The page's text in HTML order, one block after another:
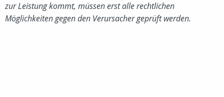
zur Leistung kommt, müssen erst alle rechtlichen
Möglichkeiten gegen den Verursacher geprüft werden.